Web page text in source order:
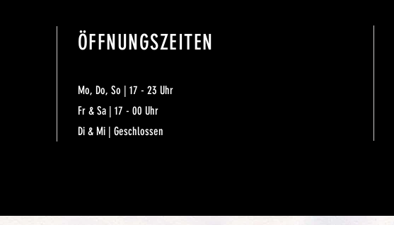
ÖFFNUNGSZEITEN
Mo, Do, So | 17 - 23 Uhr
Fr & Sa | 17 - 00 Uhr
Di & Mi | Geschlossen